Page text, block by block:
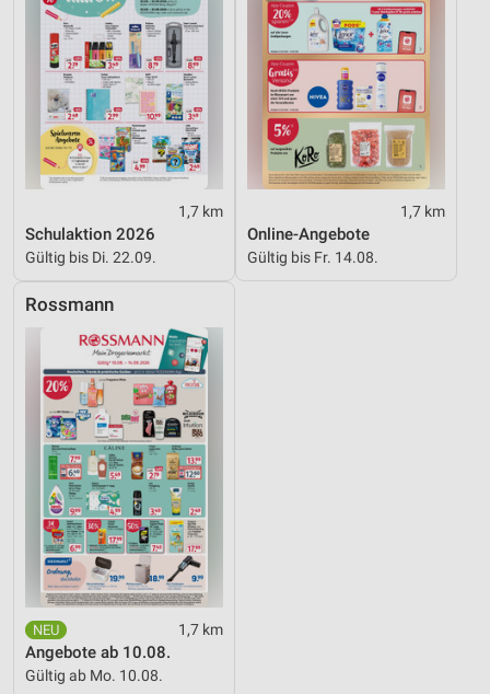
1,7 km
Schulaktion 2026
Gültig bis Di. 22.09.
1,7 km
Online-Angebote
Gültig bis Fr. 14.08.
Rossmann
1,7 km
Angebote ab 10.08.
Gültig ab Mo. 10.08.